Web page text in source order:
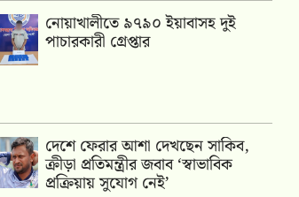
নোয়াখালীতে ৯৭৯০ ইয়াবাসহ দুই
পাচারকারী গ্রেপ্তার
দেশে ফেরার আশা দেখছেন সাকিব,
ক্রীড়া প্রতিমন্ত্রীর জবাব ‘স্বাভাবিক
প্রক্রিয়ায় সুযোগ নেই’